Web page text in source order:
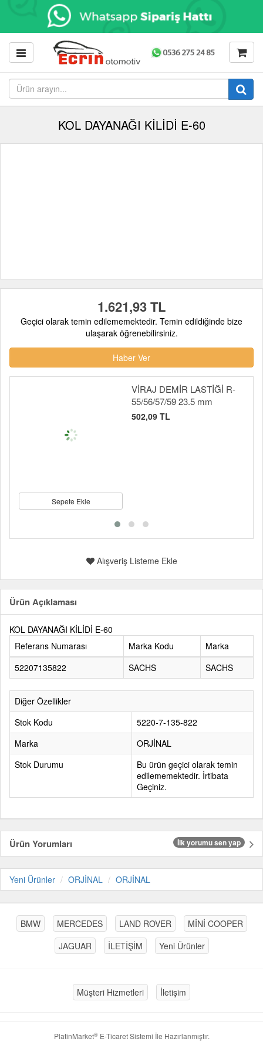
KOL DAYANAĞI KİLİDİ E-60
1.621,93 TL
Geçici olarak temin edilememektedir. Temin edildiğinde bize
ulaşarak öğrenebilirsiniz.
Haber Ver
Sepete Ekle
VİRAJ DEMİR LASTİĞİ R-
55/56/57/59 23.5 mm
502,09 TL
Alışveriş Listeme Ekle
Ürün Açıklaması
KOL DAYANAĞI KİLİDİ E-60
Referans Numarası
Marka Kodu
Marka
52207135822
SACHS SACHS
Diğer Özellikler
Stok Kodu
5220-7-135-822
Marka
ORJİNAL
Stok Durumu
Bu ürün geçici olarak temin
edilememektedir. İrtibata
Geçiniz.
Ürün Yorumları İlk yorumu sen yap
Yeni Ürünler ORJİNAL ORJİNAL
BMW MERCEDES LAND ROVER
MİNİ COOPER
JAGUAR
İLETİŞİM Yeni Ürünler
Müşteri Hizmetleri İletişim
PlatinMarket®E-Ticaret Sistemi İle Hazırlanmıştır.